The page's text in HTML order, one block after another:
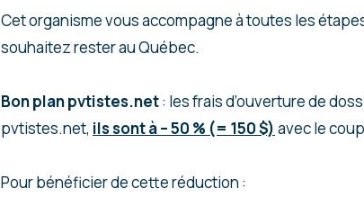
Cet organisme vous accompagne à toutes les
souhaitez rester au Québec.
Bon plan pvtistes.net: les frais d’ouverture de
pvtistes.net, ils sont à – 50 % (= 150 $) avec le
Pour bénéficier de cette réduction :